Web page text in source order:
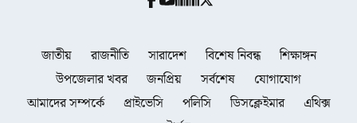
জাতীয় রাজনীতি সারাদেশ বিশেষ নিবন্ধ
শিক্ষাঙ্গন
উপজেলার খবর
জনপ্রিয় সর্বশেষ
যোগাযোগ
আমাদের সম্পর্কে
প্রাইভেসি পলিসি ডিসক্লেইমার
এথিক্স